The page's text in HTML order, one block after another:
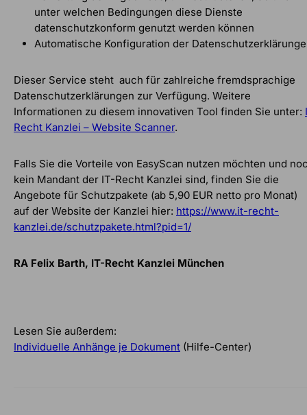
unter welchen Bedingungen diese Dienste
datenschutzkonform genutzt werden können
Automatische Konfiguration der
Dieser Service steht auch für zahlreiche fremdsprachige
Datenschutzerklärungen zur Verfügung. Weitere
Informationen zu diesem innovativen Tool finden Sie unter:
Recht Kanzlei – Website Scanner.
Falls Sie die Vorteile von EasyScan nutzen möchten und
kein Mandant der IT-Recht Kanzlei sind, finden Sie die
Angebote für Schutzpakete (ab 5,90 EUR netto pro Monat)
auf der Website der Kanzlei hier: https://www.it-recht-
kanzlei.de/schutzpakete.html?pid=1/
RA Felix Barth, IT-Recht Kanzlei München
Lesen Sie außerdem:
Individuelle Anhänge je Dokument (Hilfe-Center)